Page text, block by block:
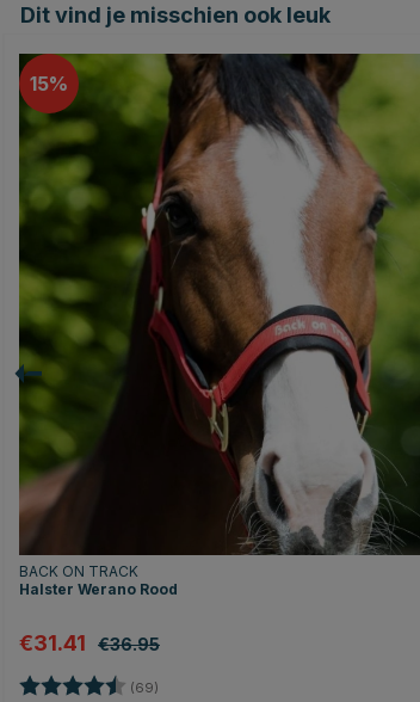
Dit vind je misschien ook leuk
15
BACK ON TRACK
Halster Werano Rood
€31.41 €36.95
Beoordeling: (69)